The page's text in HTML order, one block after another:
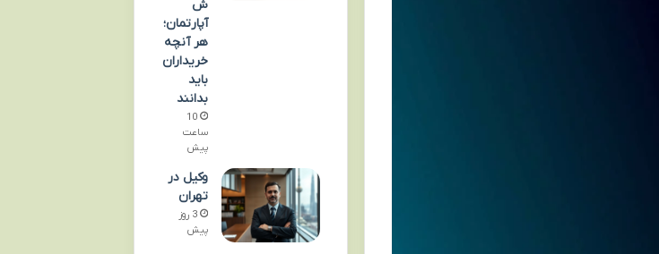
ش
آپارتمان؛
هر آنچه
خریداران
باید
بدانند
10
ساعت
پیش
وکیل در
تهران
3 روز
پیش